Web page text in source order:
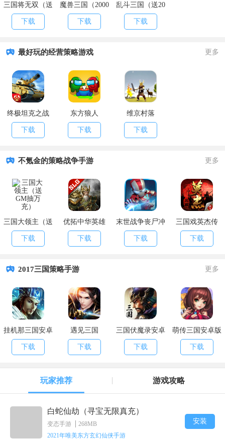
三国将无双（送
充值永抽）
下载
魔兽三国（2000
欧皇抽）
下载
乱斗三国（送20
万充值）
下载
最好玩的经营策略游戏 更多
终极坦克之战
下载
东方狼人
下载
维京村落
下载
不氪金的策略战争手游 更多
三国大领主（送
GM抽万充）
下载
优拓中华英雄
（送百抽）
下载
末世战争丧尸冲
突
下载
三国戏英杰传
下载
2017三国策略手游 更多
挂机那三国安卓
版
下载
遇见三国
下载
三国伏魔录安卓
版
下载
萌传三国安卓版
下载
玩家推荐 游戏攻略
白蛇仙劫（寻宝无限真充）
变态手游
268MB
2021年唯美东方玄幻仙侠手游
安装